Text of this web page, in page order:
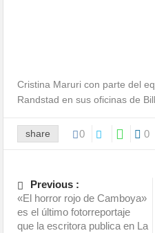
Cristina Maruri con parte del
Randstad en sus oficinas de
share 0 0
Previous :
«El horror rojo de Camboya»
es el último fotorreportaje
que la escritora publica en La